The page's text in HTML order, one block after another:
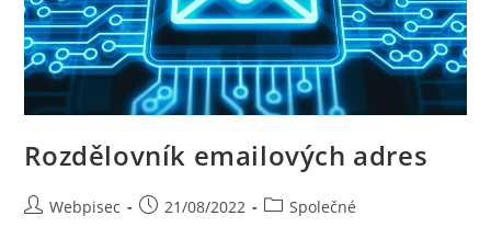
Rozdělovník emailových adres
Webpisec 21/08/2022 Společné